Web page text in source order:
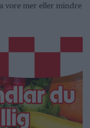
vore mer eller mindre